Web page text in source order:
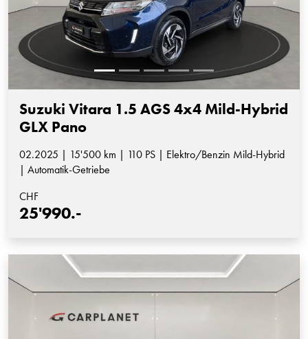
Suzuki Vitara 1.5 AGS 4x4 Mild-Hybrid
GLX Pano
02.2025 | 15'500 km | 110 PS | Elektro/Benzin Mild-Hybrid
| Automatik-Getriebe
CHF
25'990.-